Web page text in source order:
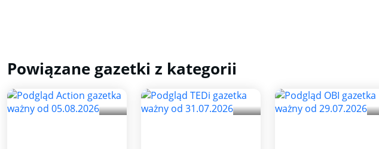
Powiązane gazetki z kategorii